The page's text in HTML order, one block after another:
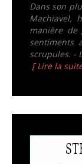
Dans son
Machiavel,
manière de
sentiments
scrupules. -
[ Lire la